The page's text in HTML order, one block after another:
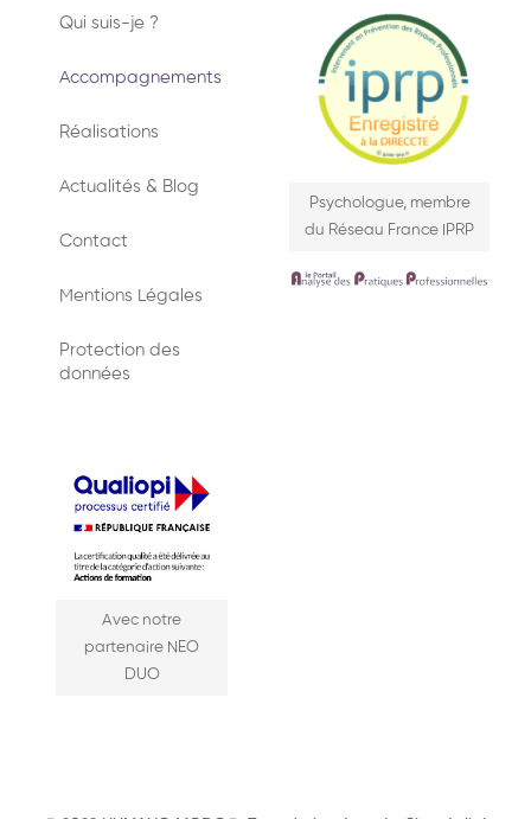
Qui suis-je ?
Accompagnements
Réalisations
Actualités & Blog
Contact
Mentions Légales
Protection des
données
Psychologue, membre
du Réseau France IPRP
Avec notre
partenaire NEO
DUO